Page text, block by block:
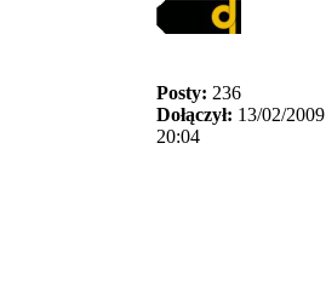
Posty: 236
Dołączył: 13/02/2009
20:04